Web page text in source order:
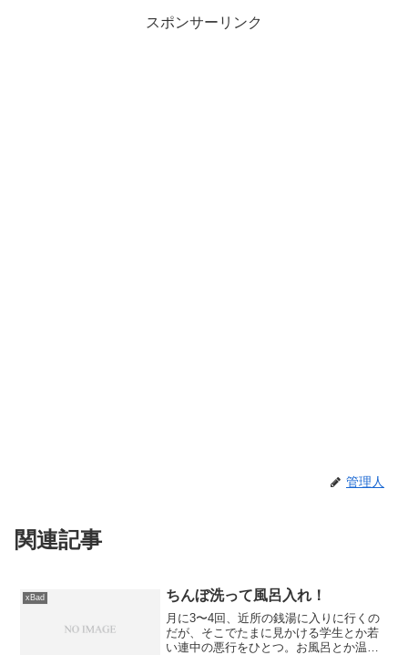
スポンサーリンク
管理人
関連記事
xBad ちんぼ洗って風呂入れ！
月に3〜4回、近所の銭湯に入りに行くの
だが、そこでたまに見かける学生とか若
い連中の悪行をひとつ。お風呂とか温泉